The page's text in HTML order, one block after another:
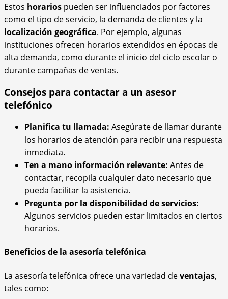
Estos horarios pueden ser influenciados por factores
como el tipo de servicio, la demanda de clientes y la
localización geográfica. Por ejemplo, algunas
instituciones ofrecen horarios extendidos en épocas de
alta demanda, como durante el inicio del ciclo escolar o
durante campañas de ventas.
Consejos para contactar a un asesor
telefónico
Planifica tu llamada: Asegúrate de llamar durante
los horarios de atención para recibir una respuesta
inmediata.
Ten a mano información relevante: Antes de
contactar, recopila cualquier dato necesario que
pueda facilitar la asistencia.
Pregunta por la disponibilidad de servicios:
Algunos servicios pueden estar limitados en ciertos
horarios.
Beneficios de la asesoría telefónica
La asesoría telefónica ofrece una variedad deventajas,
tales como: